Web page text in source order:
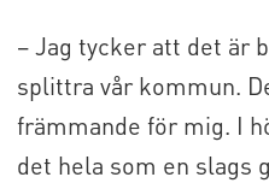
– Jag tycker att det är
splittra vår kommun.
främmande för mig. I
det hela som en slags